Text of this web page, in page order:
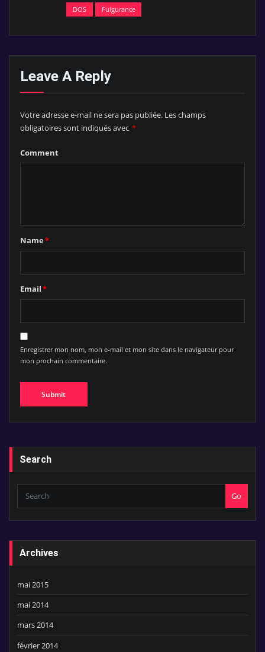
DOS Fulgurance
Leave A Reply
Votre adresse e-mail ne sera pas publiée. Les champs
obligatoires sont indiqués avec *
Comment
Name*
Email*
Enregistrer mon nom, mon e-mail et mon site dans le navigateur pour
mon prochain commentaire.
Search
Go
Archives
mai 2015
mai 2014
mars 2014
février 2014